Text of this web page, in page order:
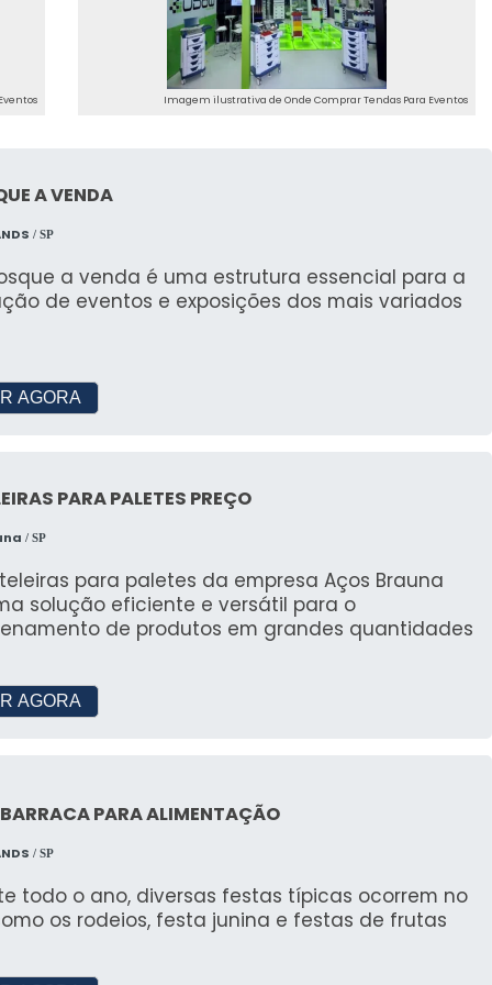
dos produtos e o atendimento personalizado
de projetos realizados, que demonstram nossa
dimensão.
locação de tendas, garantindo a melhor
para eventos?
com o tamanho e o tipo de tenda. Entre em
disponíveis?
desde pequenas estruturas de 3x3 metros até
exposições, oferecendo estruturas versáteis e de
Imagem ilustrativa de Onde Comprar Tendas Para Eventos
A VENDA
/ SP
a venda é uma estrutura essencial para a
de eventos e exposições dos mais variados
AGORA
PARA PALETES PREÇO
/ SP
para paletes da empresa Aços Brauna
solução eficiente e versátil para o
de produtos em grandes quantidades
AGORA
PARA ALIMENTAÇÃO
/ SP
todo o ano, diversas festas típicas ocorrem no
os rodeios, festa junina e festas de frutas